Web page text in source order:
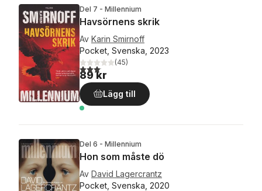
Del 7 - Millennium
Havsörnens skrik
Av Karin Smirnoff
Pocket, Svenska, 2023
3,1utav 5 stjärnor. Totalt antal röster:
(45)
89 kr
Lägg till
Del 6 - Millennium
Hon som måste dö
Av David Lagercrantz
Pocket, Svenska, 2020